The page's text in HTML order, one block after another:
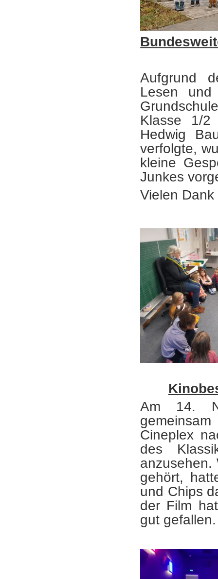
Aufgrund
Lesen
Klasse 1/2
Hedwig
verfolgte,
kleine
Junkes
Vielen
Am 14.
Cineplex
des
anzusehen.
gehört,
und Chips
der Film
gut gefallen.